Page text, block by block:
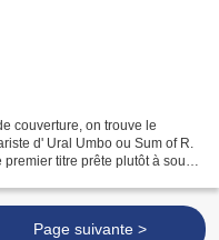
couverture, on trouve le
d' Ural Umbo ou Sum of R.
titre prête plutôt à sourir.
Page suivante >